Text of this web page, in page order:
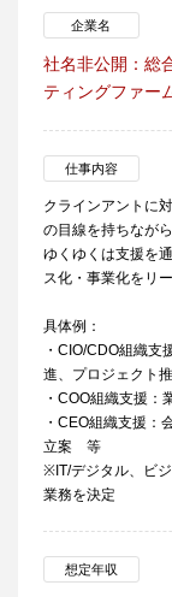
企業名
社名非公開：総
ティングファー
仕事内容
クラインアントに
の目線を持ちなが
ゆくゆくは支援を
ス化・事業化をリー
具体例：
・CIO/CDO組織支
進、プロジェクト
・COO組織支援
・CEO組織支援：
立案 等
※IT/デジタル、ビ
業務を決定
想定年収